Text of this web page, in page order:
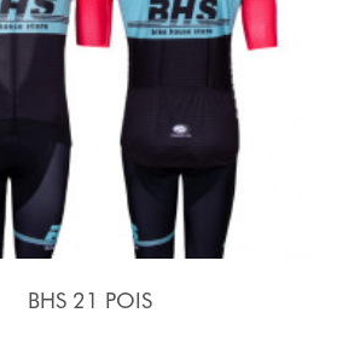
BHS 21 POIS